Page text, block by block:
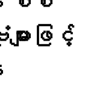
ားဖြင့်